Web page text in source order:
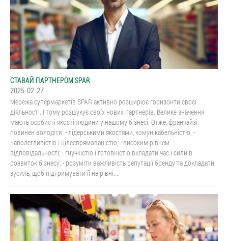
СТАВАЙ ПАРТНЕРОМ SPAR
2025-02-27
Мережа супермаркетів SPAR активно розширює горизонти своєї
діяльності. І тому розшукує своїх нових партнерів. Велике значення
мають особисті якості людини у нашому бізнесі. Отже, франчайзі
повинен володіти: - лідерськими якостями, комунікабельністю; -
наполегливістю і цілеспрямованістю; - високим рівнем
відповідальності; - гнучкістю і готовністю вкладати час і сили в
розвиток бізнесу; - розуміти важливість репутації бренду та докладати
зусиль, щоб підтримувати її на рівні....